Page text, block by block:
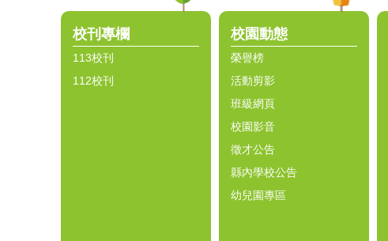
校刊專欄
113校刊
112校刊
校園動態
榮譽榜
活動剪影
班級網頁
校園影音
徵才公告
縣內學校公告
幼兒園專區